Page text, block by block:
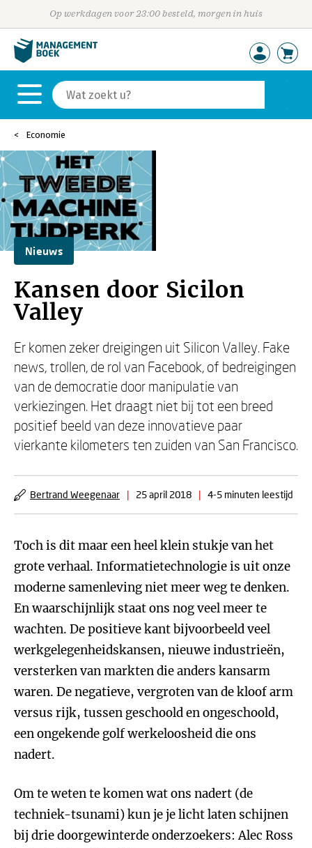
Op werkdagen voor 23:00 besteld, morgen in huis
Economie
Nieuws
Kansen door Sicilon
Valley
Er komen zeker dreigingen uit Silicon Valley. Fake
news, trollen, de rol van Facebook, of bedreigingen
van de democratie door manipulatie van
verkiezingen. Het draagt niet bij tot een breed
positief beeld van deze innovatieve paar
vierkante kilometers ten zuiden van San Francisco.
Bertrand Weegenaar | 25 april 2018 | 4-5 minuten leestijd
Toch is dit maar een heel klein stukje van het
grote verhaal. Informatietechnologie is uit onze
moderne samenleving niet meer weg te denken.
En waarschijnlijk staat ons nog veel meer te
wachten. De positieve kant bijvoorbeeld veel
werkgelegenheidskansen, nieuwe industrieën,
versterken van markten die anders kansarm
waren. De negatieve, vergroten van de kloof arm
versus rijk, tussen geschoold en ongeschoold,
een ongekende golf werkeloosheid die ons
nadert.
Om te weten te komen wat ons nadert (de
techniek-tsunami) kun je je licht laten schijnen
bij drie doorgewinterde onderzoekers: Alec Ross